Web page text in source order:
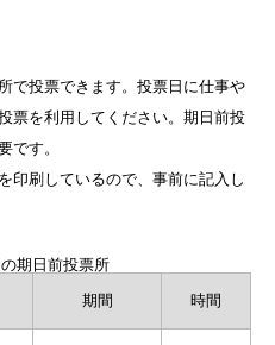
で投票できます。投票日に仕事や
票を利用してください。期日前投
です。
印刷しているので、事前に記入し
期日前投票所
期間 時間